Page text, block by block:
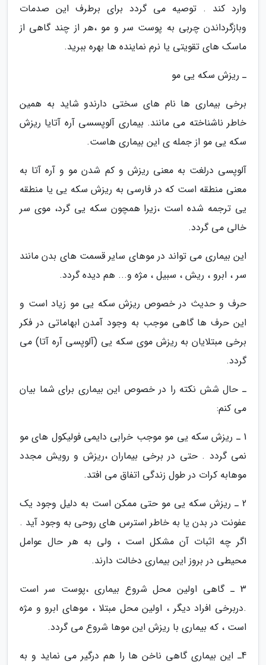
وارد کند . توصیه می گردد برای برطرف این صدمات
وبازگرداندن چربی به پوست سر و مو ،هر از چند گاهی از
ماسک های تقویتی یا نرم نماینده ها بهره ببرید.
ـ ریزش سکه یی مو
برخی بیماری ها نام های سختی دارندو شاید به همین
خاطر ناشناخته می مانند. بیماری آلوپسسی آره آتایا ریزش
سکه یی مو از جمله ی این بیماری هاست.
آلوپسی درلغت به معنی ریزش و کم شدن مو و آره آتا به
معنی منطقه است که در فارسی به ریزش سکه یی یا منطقه
یی ترجمه شده است ،زیرا همچون سکه یی گرد، موی سر
خالی می گردد.
این بیماری می تواند در موهای سایر قسمت های بدن مانند
سر ، ابرو ، ریش ، سبیل ، مژه و... هم دیده گردد.
حرف و حدیث در خصوص ریزش سکه یی مو زیاد است و
این حرف ها گاهی موجب به وجود آمدن ابهاماتی در فکر
برخی مبتلایان به ریزش موی سکه یی (آلوپسی آره آتا) می
گردد.
ـ حال شش نکته را در خصوص این بیماری برای شما بیان
می کنم:
1 ـ ریزش سکه یی مو موجب خرابی دایمی فولیکول های مو
نمی گردد . حتی در برخی بیماران ،ریزش و رویش مجدد
موهابه کرات در طول زندگی اتفاق می افتد.
2 ـ ریزش سکه یی مو حتی ممکن است به دلیل وجود یک
عفونت در بدن یا به خاطر استرس های روحی به وجود آید .
اگر چه اثبات آن مشکل است ، ولی به هر حال عوامل
محیطی در بروز این بیماری دخالت دارند.
3 ـ گاهی اولین محل شروع بیماری ،پوست سر است
.دربرخی افراد دیگر ، اولین محل مبتلا ، موهای ابرو و مژه
است ، که بیماری با ریزش این موها شروع می گردد.
4ـ این بیماری گاهی ناخن ها را هم درگیر می نماید و به